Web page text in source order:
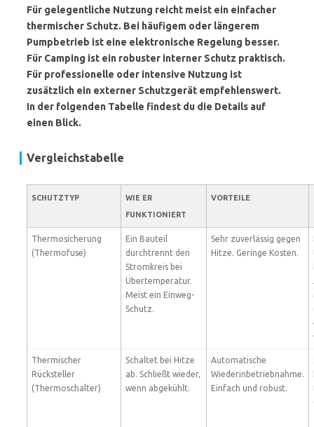
Für gelegentliche Nutzung reicht meist ein einfacher
thermischer Schutz. Bei häufigem oder längerem
Pumpbetrieb ist eine elektronische Regelung besser.
Für Camping ist ein robuster interner Schutz praktisch.
Für professionelle oder intensive Nutzung ist
zusätzlich ein externer Schutzgerät empfehlenswert.
In der folgenden Tabelle findest du die Details auf
einen Blick.
Vergleichstabelle
SCHUTZTYP
WIE ER
FUNKTIONIERT
VORTEILE
Thermosicherung
(Thermofuse)
Ein Bauteil
durchtrennt den
Stromkreis bei
Übertemperatur.
Meist ein Einweg-
Schutz.
Sehr zuverlässig gegen
Hitze. Geringe Kosten.
Thermischer
Rücksteller
(Thermoschalter)
Schaltet bei Hitze
ab. Schließt wieder,
wenn abgekühlt.
Automatische
Wiederinbetriebnahme.
Einfach und robust.